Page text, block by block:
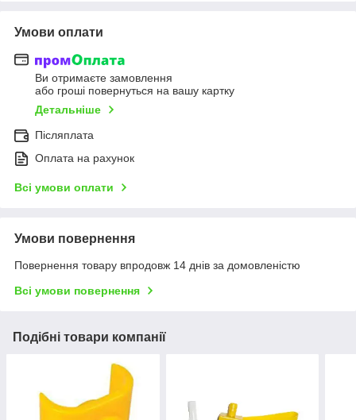
Умови оплати
Ви отримаєте замовлення
або гроші повернуться на вашу картку
Детальніше
Післяплата
Оплата на рахунок
Всі умови оплати
Умови повернення
Повернення товару впродовж 14 днів за домовленістю
Всі умови повернення
Подібні товари компанії